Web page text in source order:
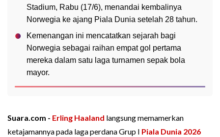
Stadium, Rabu (17/6), menandai kembalinya
Norwegia ke ajang Piala Dunia setelah 28 tahun.
Kemenangan ini mencatatkan sejarah bagi
Norwegia sebagai raihan empat gol pertama
mereka dalam satu laga turnamen sepak bola
mayor.
Suara.com - Erling Haaland langsung memamerkan
ketajamannya pada laga perdana Grup I Piala Dunia 2026